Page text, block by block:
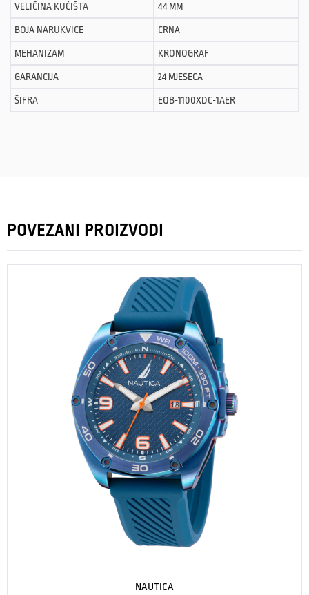
VELIČINA KUĆIŠTA 44 MM
BOJA NARUKVICE CRNA
MEHANIZAM KRONOGRAF
GARANCIJA 24 MJESECA
ŠIFRA EQB-1100XDC-1AER
POVEZANI PROIZVODI
NAUTICA